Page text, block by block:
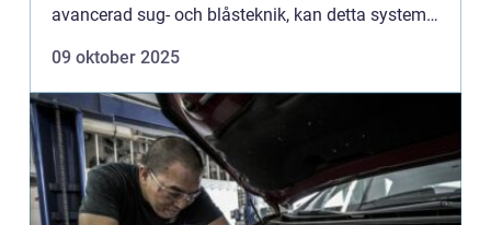
avancerad sug- och blåsteknik, kan detta system
09 oktober 2025